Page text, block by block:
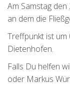
Am Samstag
an dem die
Treffpunkt ist
Dietenhofen.
Falls Du helfen
oder Markus